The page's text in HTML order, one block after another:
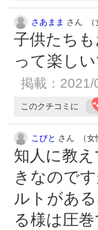
さあまま さん （
子供たち
って楽し
掲載：2021/
このクチコミに
こびと さん （女
知人に教
きなので
ルトがあ
る様は圧